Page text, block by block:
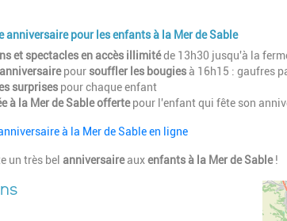
anniversaire pour les enfants à la Mer de Sable
et spectacles en accès illimitéde 13h30 jusqu'à la
poursouffler les bougiesà 16h15 : gaufres
surprises pour chaque enfant
à la Mer de Sable offertepour l'enfant qui fête son
à la Mer de Sable en ligne
un très bel anniversaireauxenfants à la Mer de Sable!